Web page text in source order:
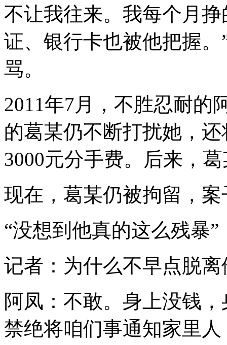
不让我往来。我每个月
证、银行卡也被他把握
骂。
2011年7月，不胜忍耐的
的葛某仍不断打扰她，
3000元分手费。后来，
现在，葛某仍被拘留，
“没想到他真的这么残暴”
记者：为什么不早点脱离
阿凤：不敢。身上没钱
禁绝将咱们事通知家里